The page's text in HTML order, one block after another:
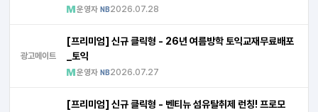
운영자 NB2026.07.28
광고메이트
[프리미엄] 신규 클릭형 - 26년 여름방학 토익교재무료배포
_토익
운영자 NB2026.07.27
[프리미엄] 신규 클릭형 - 벤티뉴 섬유탈취제 런칭! 프로모